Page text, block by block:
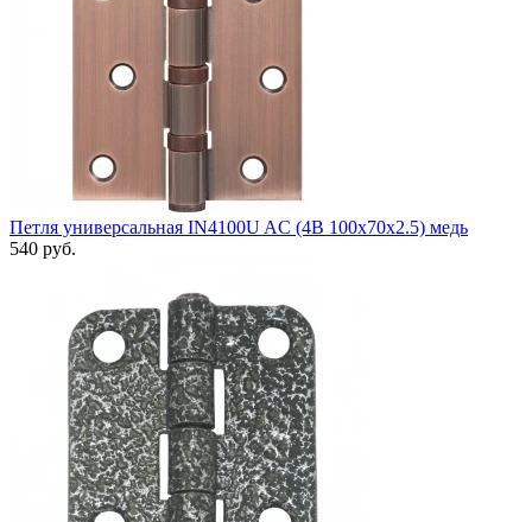
Петля универсальная IN4100U AC (4B 100х70х2.5) медь
540 руб.